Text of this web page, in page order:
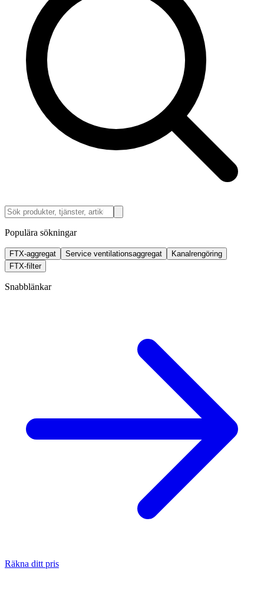
Populära sökningar
FTX-aggregat Service ventilationsaggregat
Kanalrengöring
FTX-filter
Snabblänkar
Räkna ditt pris